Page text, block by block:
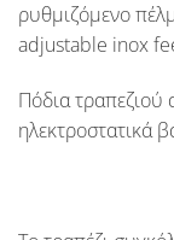
ρυθμιζόμενο
adjustable inox
Πόδια τραπεζιού
ηλεκτροστατικά